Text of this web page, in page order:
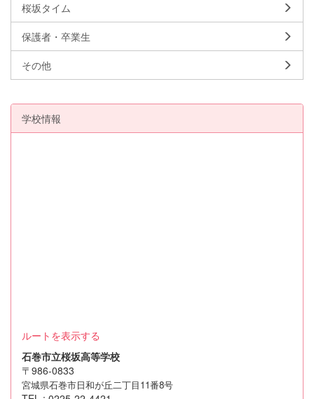
桜坂タイム
保護者・卒業生
その他
学校情報
ルートを表示する
石巻市立桜坂高等学校
〒986-0833
宮城県石巻市日和が丘二丁目11番8号